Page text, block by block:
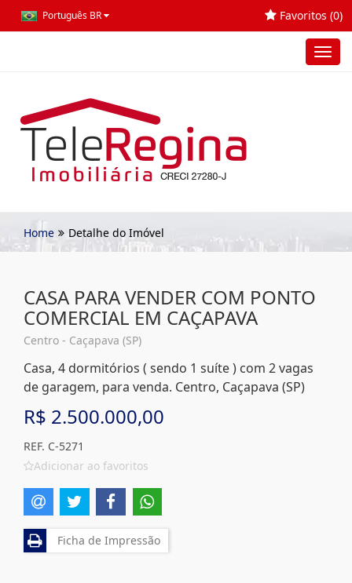
Português BR Favoritos (0)
Home Detalhe do Imóvel
CASA PARA VENDER COM PONTO
COMERCIAL EM CAÇAPAVA
Centro - Caçapava (SP)
Casa, 4 dormitórios ( sendo 1 suíte ) com 2 vagas
de garagem, para venda. Centro, Caçapava (SP)
R$ 2.500.000,00
REF. C-5271
Adicionar ao favoritos
Ficha de Impressão